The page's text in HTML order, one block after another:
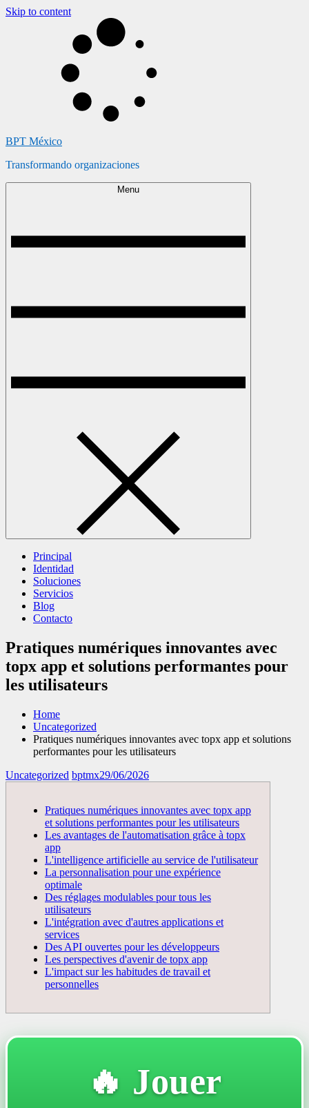
Skip to content
BPT México
Transformando organizaciones
Menu
Principal
Identidad
Soluciones
Servicios
Blog
Contacto
Pratiques numériques innovantes avec
topx app et solutions performantes pour
les utilisateurs
Home
Uncategorized
Pratiques numériques innovantes avec topx app et solutions
performantes pour les utilisateurs
Uncategorized bptmx29/06/2026
Pratiques numériques innovantes avec topx app
et solutions performantes pour les utilisateurs
Les avantages de l'automatisation grâce à topx
app
L'intelligence artificielle au service de l'utilisateur
La personnalisation pour une expérience
optimale
Des réglages modulables pour tous les
utilisateurs
L'intégration avec d'autres applications et
services
Des API ouvertes pour les développeurs
Les perspectives d'avenir de topx app
L'impact sur les habitudes de travail et
personnelles
🔥 Jouer